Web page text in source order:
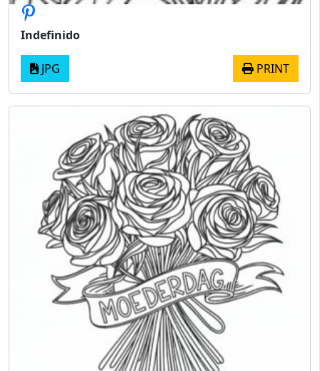
Indefinido
JPG PRINT